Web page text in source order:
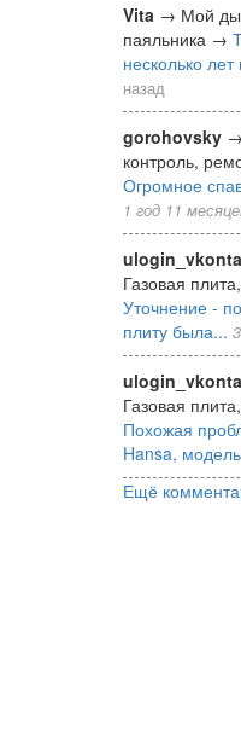
Vita → Мой
паяльника →
несколько
назад
gorohovsky →
контроль,
Огромное
1 год 11
Газовая
Уточнение -
плиту была...
Газовая
Похожая
Hansa,
Ещё